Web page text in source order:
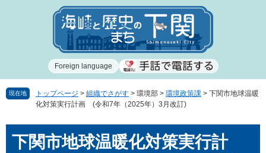
で
ば
Foreign language
現在地 トップページ > 組織でさがす > 環境部 > 環境政策課 > 下関市地球温暖
化対策実行計画 (令和7年（2025年）3月改訂)
下関市地球温暖化対策実行計